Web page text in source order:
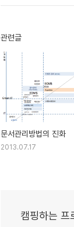
관련글
문서관리방법의 진화
2013.07.17
캠핑하는 프